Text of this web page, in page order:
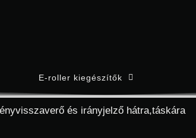
E-roller kiegészítők
és irányjelző hátra,táskára